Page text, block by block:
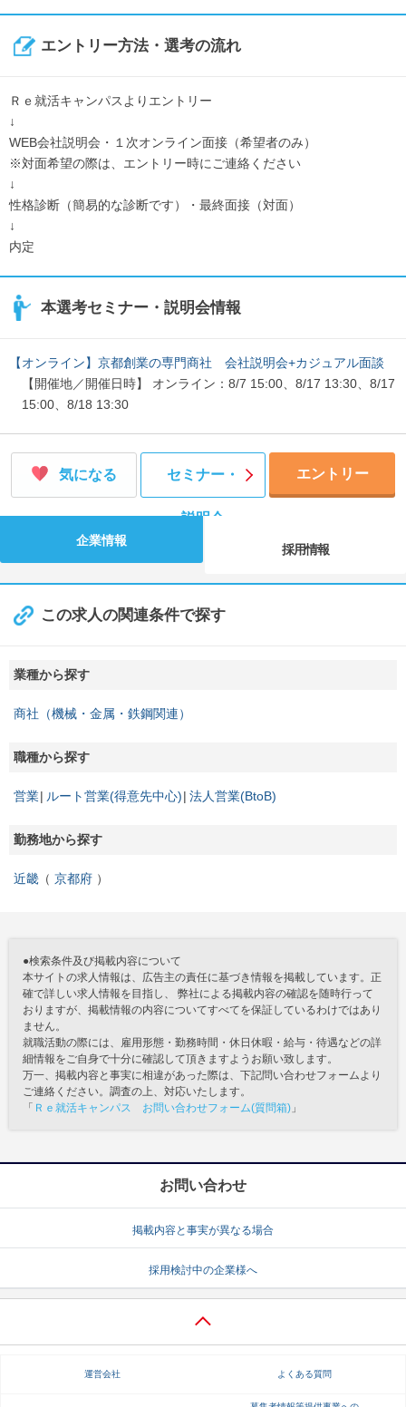
エントリー方法・選考の流れ
Ｒｅ就活キャンパスよりエントリー
↓
WEB会社説明会・１次オンライン面接（希望者のみ）
※対面希望の際は、エントリー時にご連絡ください
↓
性格診断（簡易的な診断です）・最終面接（対面）
↓
内定
本選考セミナー・説明会情報
【オンライン】京都創業の専門商社 会社説明会+カジュアル面談
【開催地／開催日時】 オンライン：8/7 15:00、8/17 13:30、8/17
15:00、8/18 13:30
気になる セミナー・
説明会
エントリー
企業情報
採用情報
この求人の関連条件で探す
業種から探す
商社（機械・金属・鉄鋼関連）
職種から探す
営業 ルート営業(得意先中心) 法人営業(BtoB)
勤務地から探す
近畿 京都府
●検索条件及び掲載内容について
本サイトの求人情報は、広告主の責任に基づき情報を掲載しています。正
確で詳しい求人情報を目指し、 弊社による掲載内容の確認を随時行って
おりますが、掲載情報の内容についてすべてを保証しているわけではあり
ません。
就職活動の際には、雇用形態・勤務時間・休日休暇・給与・待遇などの詳
細情報をご自身で十分に確認して頂きますようお願い致します。
万一、掲載内容と事実に相違があった際は、下記問い合わせフォームより
ご連絡ください。調査の上、対応いたします。
「 Ｒｅ就活キャンパス お問い合わせフォーム(質問箱) 」
お問い合わせ
掲載内容と事実が異なる場合
採用検討中の企業様へ
運営会社 よくある質問